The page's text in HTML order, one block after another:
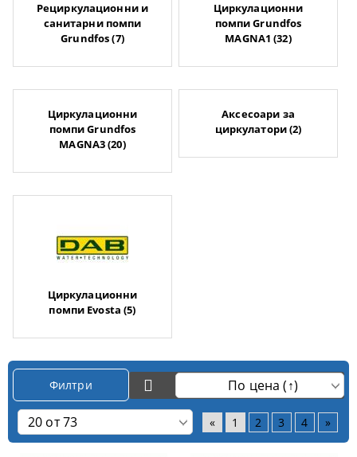
Рециркулационни и
санитарни помпи
Grundfos (7)
Циркулационни
помпи Grundfos
MAGNA1 (32)
Циркулационни
помпи Grundfos
MAGNA3 (20)
Аксесоари за
циркулатори (2)
Циркулационни
помпи Evosta (5)
Филтри
« 1 2 3 4 »